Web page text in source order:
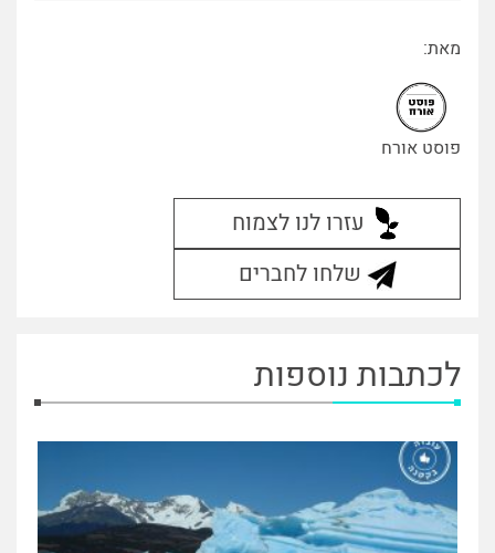
מאת:
פוסט אורח
עזרו לנו לצמוח
שלחו לחברים
לכתבות נוספות